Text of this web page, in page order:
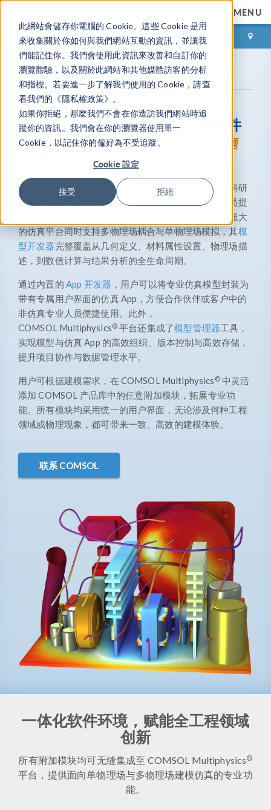
此網站會儲存你電腦的 Cookie。這些 Cookie 是用
來收集關於你如何與我們網站互動的資訊，並讓我
們能記住你。我們會使用此資訊來改善和自訂你的
瀏覽體驗，以及關於此網站和其他媒體訪客的分析
和指標。若要進一步了解我們使用的 Cookie，請查
看我們的《隱私權政策》。
如果你拒絕，那麼我們不會在你造訪我們網站時追
蹤你的資訊。我們會在你的瀏覽器使用單一
Cookie，以記住你的偏好為不受追蹤。
Cookie 設定
接受 拒絕
MENU
登录 咨询与购买
产品库 COMSOL Multiphysics®
COMSOL Multiphysics®仿真软件
借助仿真理解、预测和优化实际工程问题
COMSOL Multiphysics
®软件可精准模拟工程制造与科研
领域中的各类设计、设备和过程，为工程师和科研人员提
供了从基础研究到工程落地的全流程解决方案。这一强大
的仿真平台同时支持多物理场耦合与单物理场模拟，其模
型开发器完整覆盖从几何定义、材料属性设置、物理场描
述，到数值计算与结果分析的全生命周期。
通过内置的 App 开发器 ，用户可以将专业仿真模型封装为
带有专属用户界面的仿真 App，方便合作伙伴或客户中的
非仿真专业人员便捷使用。此外，
COMSOL Multiphysics® 平台还集成了模型管理器工具，
实现模型与仿真 App 的高效组织、版本控制与高效存储，
提升项目协作与数据管理水平。
用户可根据建模需求，在 COMSOL Multiphysics ®中灵活
添加 COMSOL 产品库中的任意​​附加模块​​，拓展专业功
能。所有模块均采用统一的用户界面，无论涉及何种工程
领域或物理现象，都可带来一致、高效的建模体验。
联系 COMSOL
一体化软件环境，赋能全工程领域
创新
所有附加模块均可无缝集成至 COMSOL Multiphysics®
平台，提供面向单物理场与多物理场建模仿真的专业功
能。